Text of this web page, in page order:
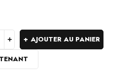
AJOUTER AU PANIER